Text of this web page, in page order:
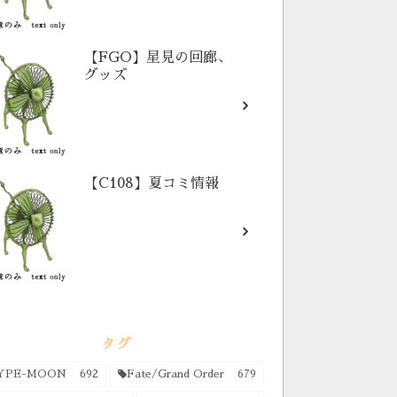
【FGO】星見の回廊、
グッズ
【C108】夏コミ情報
タグ
MOON 692 Fate/Grand Order 679